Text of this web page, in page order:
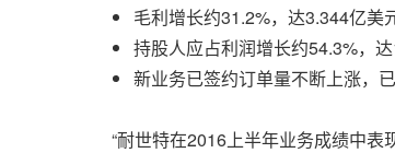
毛利增长约31.2%，达3.344亿美
持股人应占利润增长约54.3%，
新业务已签约订单量不断上涨，
“耐世特在2016上半年业务成绩中